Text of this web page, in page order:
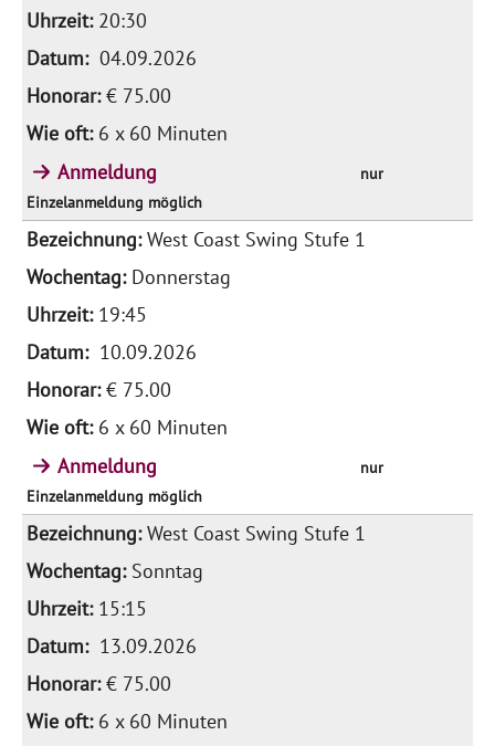
20:30
04.09.2026
€ 75.00
6 x 60 Minuten
Anmeldung
nur
Einzelanmeldung möglich
West Coast Swing Stufe 1
Donnerstag
19:45
10.09.2026
€ 75.00
6 x 60 Minuten
Anmeldung
nur
Einzelanmeldung möglich
West Coast Swing Stufe 1
Sonntag
15:15
13.09.2026
€ 75.00
6 x 60 Minuten